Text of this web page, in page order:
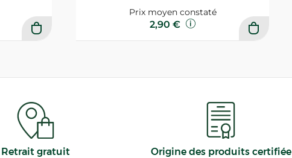
Prix moyen constaté
2,90 €
Retrait gratuit Origine des produits certifiée